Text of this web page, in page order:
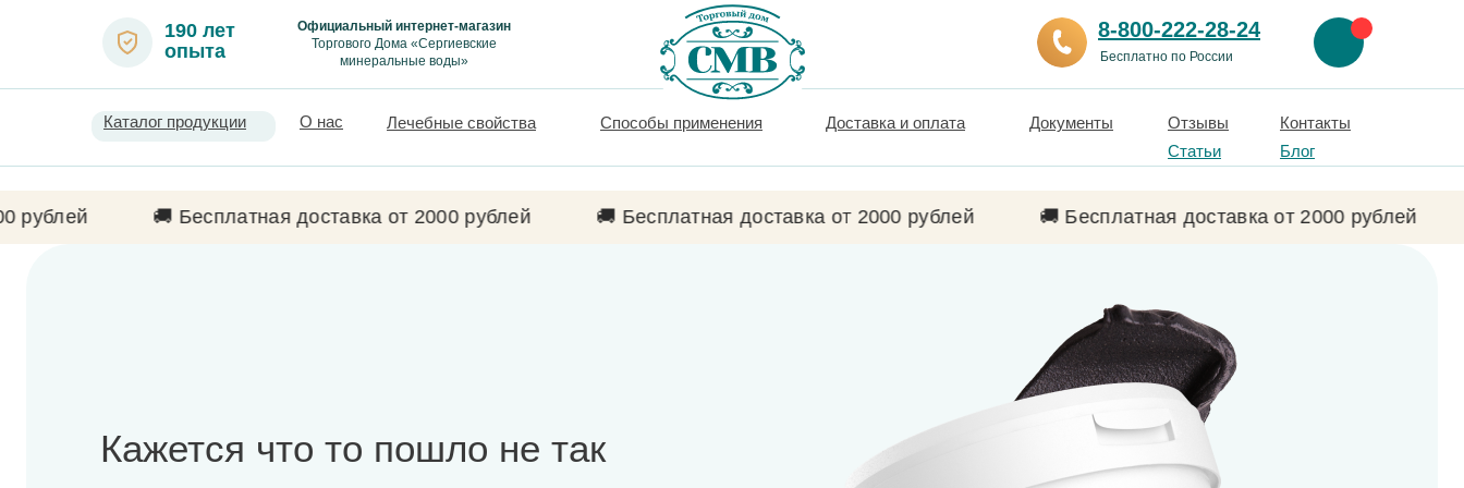
Каталог продукции Документы
Отзывы
Статьи
Блог
Доставка и оплата
Лечебные свойства Способы применения Контакты
О нас
Официальный интернет-магазин
Торгового Дома «Сергиевские
минеральные воды»
190 лет
опыта
8-800-222-28-24
Бесплатно по России
🚚 Бесплатная доставка от 2000 рублей 🚚 Бесплатная доставка от 2000 рублей 🚚 Бесплатная доставка от 2000 рублей
Кажется что то пошло не так